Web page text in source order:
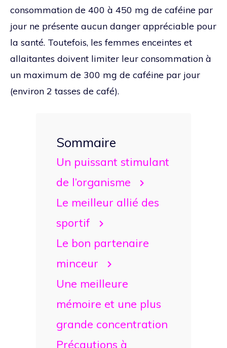
consommation de 400 à 450 mg de caféine par
jour ne présente aucun danger appréciable pour
la santé. Toutefois, les femmes enceintes et
allaitantes doivent limiter leur consommation à
un maximum de 300 mg de caféine par jour
(environ 2 tasses de café).
Sommaire
Un puissant stimulant
de l’organisme
Le meilleur allié des
sportif
Le bon partenaire
minceur
Une meilleure
mémoire et une plus
grande concentration
Précautions à